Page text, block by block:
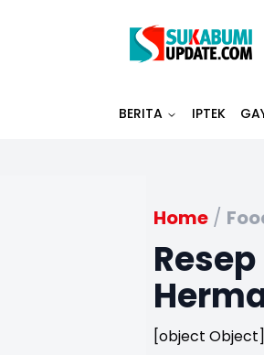
BERITA IPTEK
Home /
[object Object]